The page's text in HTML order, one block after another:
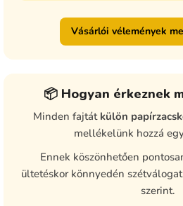
Vásárlói vélemények
📦 Hogyan érkeznek
Minden fajtát külön
mellékelünk hozzá
Ennek köszönhetően
ültetéskor könnyedén
szerint.